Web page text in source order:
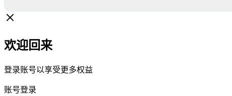
欢迎回来
登录账号以享受更多权益
账号登录